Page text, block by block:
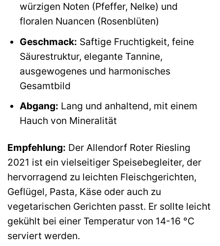
würzigen Noten (Pfeffer, Nelke) und
floralen Nuancen (Rosenblüten)
Geschmack: Saftige Fruchtigkeit, feine
Säurestruktur, elegante Tannine,
ausgewogenes und harmonisches
Gesamtbild
Abgang: Lang und anhaltend, mit einem
Hauch von Mineralität
Empfehlung: Der Allendorf Roter Riesling
2021 ist ein vielseitiger Speisebegleiter, der
hervorragend zu leichten Fleischgerichten,
Geflügel, Pasta, Käse oder auch zu
vegetarischen Gerichten passt. Er sollte leicht
gekühlt bei einer Temperatur von 14-16 °C
serviert werden.